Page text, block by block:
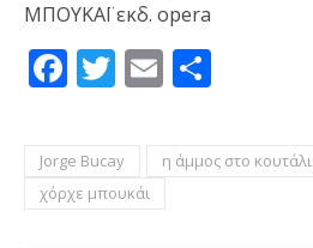
ΜΠΟΥΚΑΪ εκδ. opera
Facebook
Twitter
Email
Jorge Bucay η άμμος στο κουτάλι
χόρχε μπουκάι